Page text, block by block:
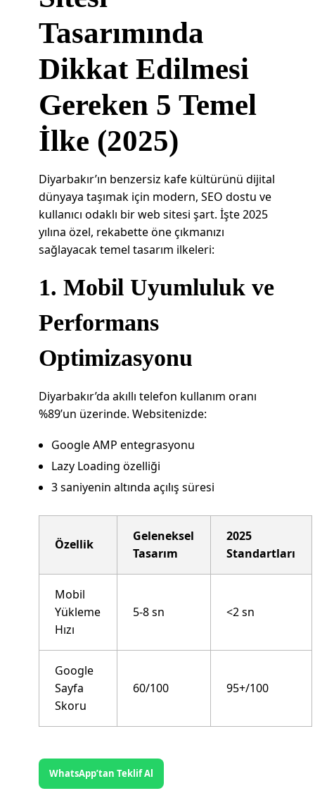
Tasarımında
Dikkat Edilmesi
Gereken 5 Temel
İlke (2025)
Diyarbakır’ın benzersiz kafe kültürünü dijital
dünyaya taşımak için modern, SEO dostu ve
kullanıcı odaklı bir web sitesi şart. İşte 2025
yılına özel, rekabette öne çıkmanızı
sağlayacak temel tasarım ilkeleri:
1. Mobil Uyumluluk ve
Performans
Optimizasyonu
Diyarbakır’da akıllı telefon kullanım oranı
%89’un üzerinde. Websitenizde:
Google AMP entegrasyonu
Lazy Loading özelliği
3 saniyenin altında açılış süresi
Özellik
Geleneksel
Tasarım
2025
Standartları
Mobil
Yükleme
Hızı
5-8 sn <2 sn
Google
Sayfa
Skoru
60/100 95+/100
WhatsApp’tan Teklif Al